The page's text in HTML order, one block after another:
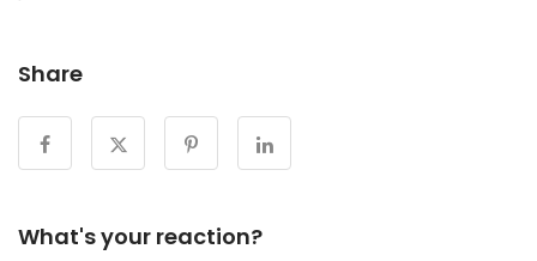
Share
What's your reaction?